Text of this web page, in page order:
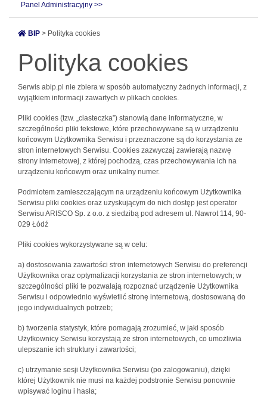
Panel Administracyjny >>
BIP > Polityka cookies
Polityka cookies
Serwis abip.pl nie zbiera w sposób automatyczny żadnych informacji, z
wyjątkiem informacji zawartych w plikach cookies.
Pliki cookies (tzw. „ciasteczka”) stanowią dane informatyczne, w
szczególności pliki tekstowe, które przechowywane są w urządzeniu
końcowym Użytkownika Serwisu i przeznaczone są do korzystania ze
stron internetowych Serwisu. Cookies zazwyczaj zawierają nazwę
strony internetowej, z której pochodzą, czas przechowywania ich na
urządzeniu końcowym oraz unikalny numer.
Podmiotem zamieszczającym na urządzeniu końcowym Użytkownika
Serwisu pliki cookies oraz uzyskującym do nich dostęp jest operator
Serwisu ARISCO Sp. z o.o. z siedzibą pod adresem ul. Nawrot 114, 90-
029 Łódź
Pliki cookies wykorzystywane są w celu:
a) dostosowania zawartości stron internetowych Serwisu do preferencji
Użytkownika oraz optymalizacji korzystania ze stron internetowych; w
szczególności pliki te pozwalają rozpoznać urządzenie Użytkownika
Serwisu i odpowiednio wyświetlić stronę internetową, dostosowaną do
jego indywidualnych potrzeb;
b) tworzenia statystyk, które pomagają zrozumieć, w jaki sposób
Użytkownicy Serwisu korzystają ze stron internetowych, co umożliwia
ulepszanie ich struktury i zawartości;
c) utrzymanie sesji Użytkownika Serwisu (po zalogowaniu), dzięki
której Użytkownik nie musi na każdej podstronie Serwisu ponownie
wpisywać loginu i hasła;